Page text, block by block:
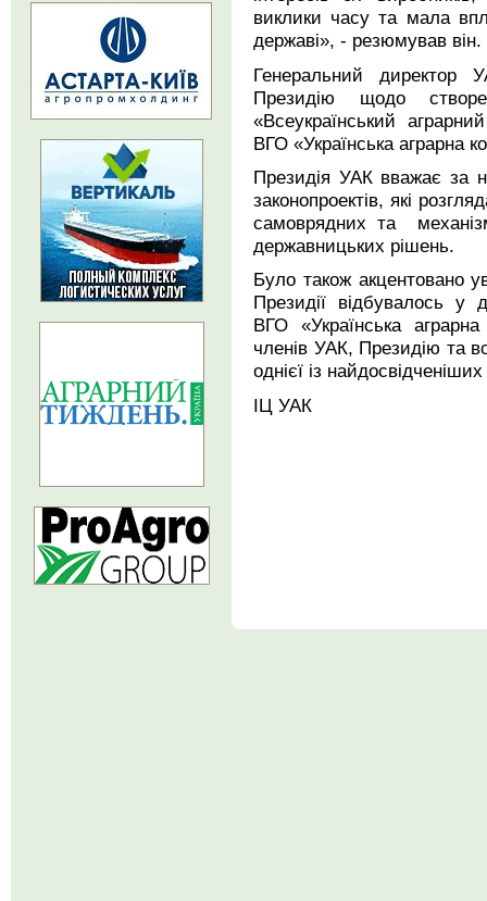
виклики часу та мала
державі», - резюмував він.
Генеральний директор
Президію щодо
«Всеукраїнський
ВГО «Українська аграрна
Президія УАК вважає за
законопроектів, які
самоврядних та
державницьких рішень.
Було також акцентовано
Президії відбувалось у
ВГО «Українська
членів УАК, Президію та
однієї із
ІЦ УАК